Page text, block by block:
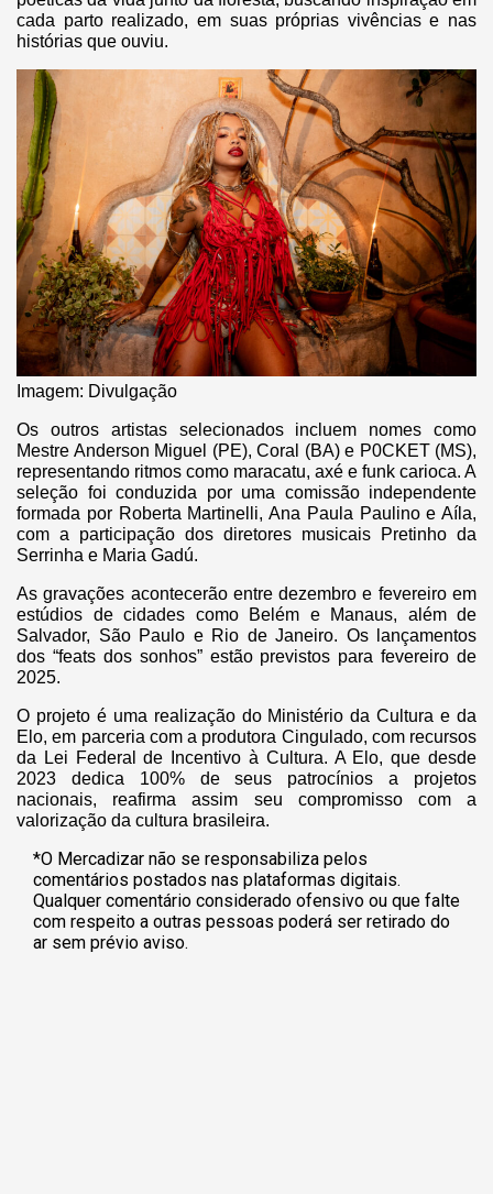
cada parto realizado, em suas próprias vivências e nas
histórias que ouviu.
Imagem: Divulgação
Os outros artistas selecionados incluem nomes como
Mestre Anderson Miguel (PE), Coral (BA) e P0CKET (MS),
representando ritmos como maracatu, axé e funk carioca. A
seleção foi conduzida por uma comissão independente
formada por Roberta Martinelli, Ana Paula Paulino e Aíla,
com a participação dos diretores musicais Pretinho da
Serrinha e Maria Gadú.
As gravações acontecerão entre dezembro e fevereiro em
estúdios de cidades como Belém e Manaus, além de
Salvador, São Paulo e Rio de Janeiro. Os lançamentos
dos “feats dos sonhos” estão previstos para fevereiro de
2025.
O projeto é uma realização do Ministério da Cultura e da
Elo, em parceria com a produtora Cingulado, com recursos
da Lei Federal de Incentivo à Cultura. A Elo, que desde
2023 dedica 100% de seus patrocínios a projetos
nacionais, reafirma assim seu compromisso com a
valorização da cultura brasileira.
*O Mercadizar não se responsabiliza pelos
comentários postados nas plataformas digitais.
Qualquer comentário considerado ofensivo ou que falte
com respeito a outras pessoas poderá ser retirado do
ar sem prévio aviso.